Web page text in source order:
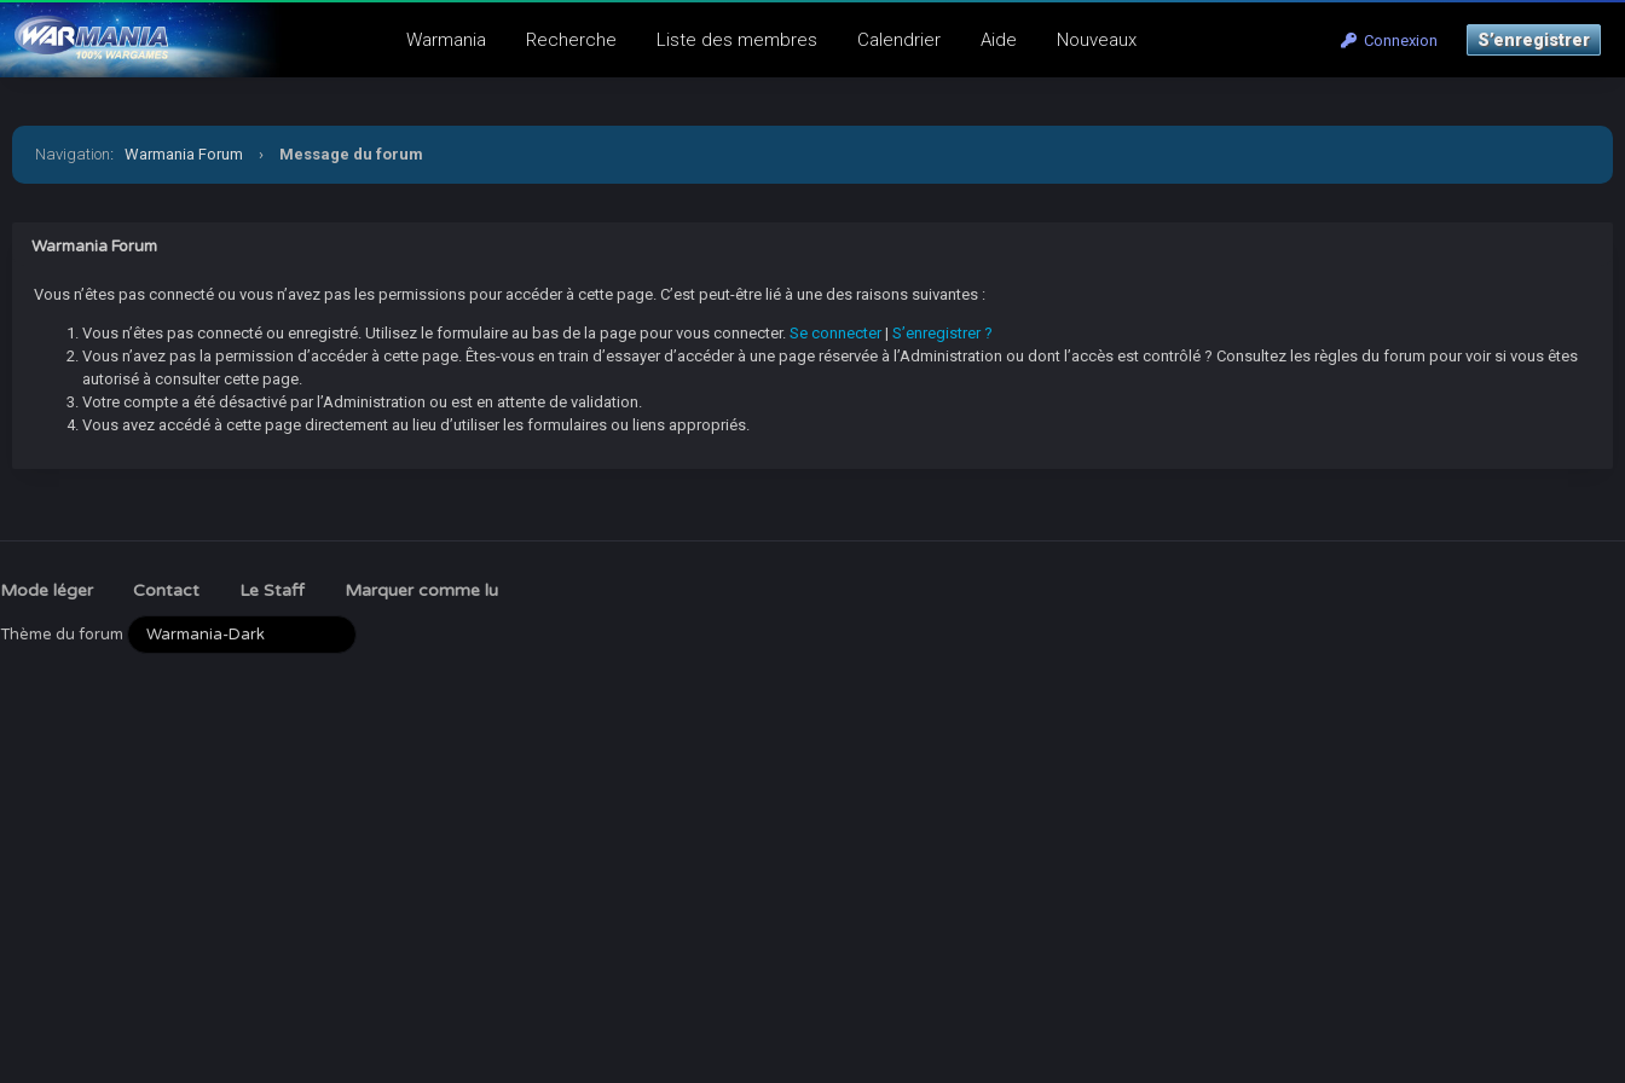
Connexion S’enregistrer
Warmania Recherche Liste des membres Calendrier Aide Nouveaux
Navigation: Warmania Forum › Message du forum
Warmania Forum
Vous n’êtes pas connecté ou vous n’avez pas les permissions pour accéder à cette page. C’est peut-être lié à une des raisons suivantes :
Vous n’êtes pas connecté ou enregistré. Utilisez le formulaire au bas de la page pour vous connecter. Se connecter| S’enregistrer ?
Vous n’avez pas la permission d’accéder à cette page. Êtes-vous en train d’essayer d’accéder à une page réservée à l’Administration ou dont l’accès est contrôlé ? Consultez les règles du forum pour voir si vous êtes
autorisé à consulter cette page.
Votre compte a été désactivé par l’Administration ou est en attente de validation.
Vous avez accédé à cette page directement au lieu d’utiliser les formulaires ou liens appropriés.
Mode léger Contact Le Staff Marquer comme lu
Thème du forum